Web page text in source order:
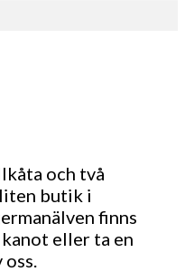
och två
butik i
finns
eller ta en